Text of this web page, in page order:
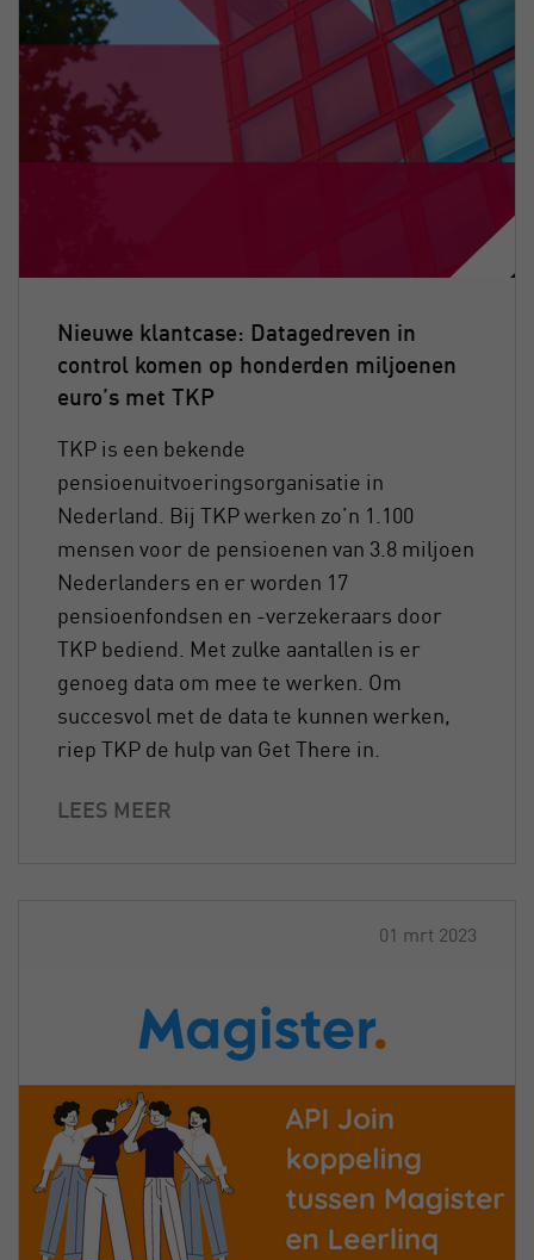
Nieuwe klantcase: Datagedreven in
control komen op honderden miljoenen
euro’s met TKP
TKP is een bekende
pensioenuitvoeringsorganisatie in
Nederland. Bij TKP werken zo’n 1.100
mensen voor de pensioenen van 3.8 miljoen
Nederlanders en er worden 17
pensioenfondsen en -verzekeraars door
TKP bediend. Met zulke aantallen is er
genoeg data om mee te werken. Om
succesvol met de data te kunnen werken,
riep TKP de hulp van Get There in.
LEES MEER
01 mrt 2023